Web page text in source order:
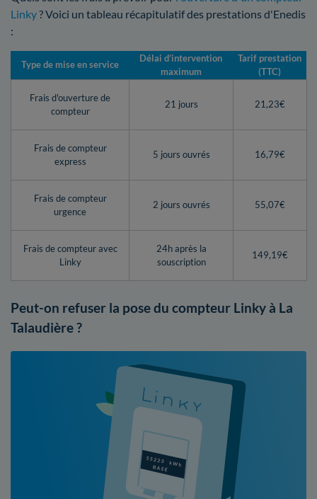
Linky? Voici un tableau récapitulatif des prestations d'Enedis
:
Type de mise en service
Délai d’intervention
maximum
Tarif prestation
(TTC)
Frais d'ouverture de
compteur
21 jours 21,23€
Frais de compteur
express
5 jours ouvrés 16,79€
Frais de compteur
urgence
2 jours ouvrés 55,07€
Frais de compteur avec
Linky
24h après la
souscription
149,19€
Peut-on refuser la pose du compteur Linky à La
Talaudière ?